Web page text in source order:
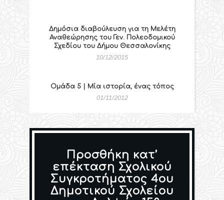
Δημόσια διαβούλευση για τη Μελέτη
Αναθεώρησης του Γεν. Πολεοδομικού
Σχεδίου του Δήμου Θεσσαλονίκης
10/12/2015
Ομάδα 5 | Μία ιστορία, ένας τόπος
01/11/2012
Προσθήκη κατ’
επέκταση Σχολικού
Συγκροτήματος 4ου
Δημοτικού Σχολείου